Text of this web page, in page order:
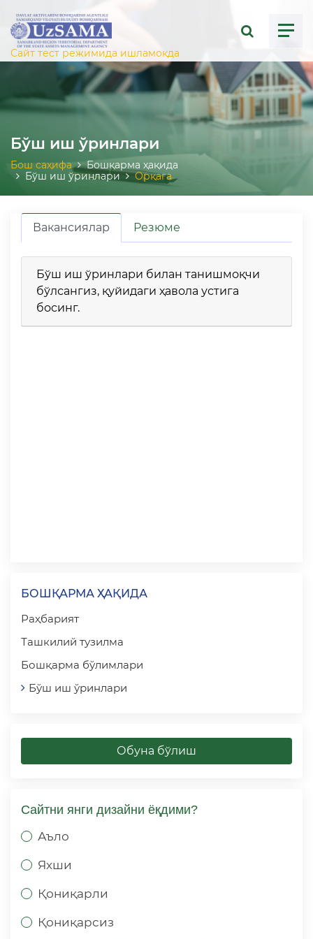
menu
Сайт тест режимида ишламоқда
Бўш иш ўринлари
Бош саҳифа
Бошқарма ҳақида
Бўш иш ўринлари
Орқага
Вакансиялар Резюме
Бўш иш ўринлари билан танишмоқчи
бўлсангиз, қуйидаги ҳавола устига
босинг.
БОШҚАРМА ҲАҚИДА
Раҳбарият
Ташкилий тузилма
Бошқарма бўлимлари
Бўш иш ўринлари
Обуна бўлиш
Сайтни янги дизайни ёқдими?
Аъло
Яхши
Қониқарли
Қониқарсиз